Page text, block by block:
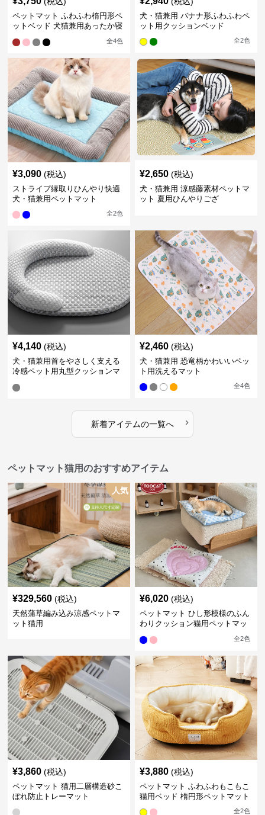
ペットマット ふわふわ楕円形ペ
ットベッド 犬猫兼用あったか寝
全4色
犬・猫兼用 バナナ形ふわふわペ
ット用クッションベッド
全2色
¥3,090 (税込)
ストライプ縁取りひんやり快適
犬・猫兼用ペットマット
全2色
¥2,650 (税込)
犬・猫兼用 涼感藤素材ペットマ
ット 夏用ひんやりござ
¥4,140 (税込)
犬・猫兼用首をやさしく支える
冷感ペット用丸型クッションマ
¥2,460 (税込)
犬・猫兼用 恐竜柄かわいいペッ
ト用洗えるマット
全4色
新着アイテムの一覧へ ›
ペットマット猫用のおすすめアイテム
人気
¥329,560 (税込)
天然蒲草編み込み涼感ペットマ
ット猫用
¥6,020 (税込)
ペットマット ひし形模様のふん
わりクッション猫用ペットマッ
全2色
¥3,860 (税込)
ペットマット 猫用二層構造砂こ
ぼれ防止トレーマット
¥3,880 (税込)
ペットマット ふわふわもこもこ
猫用ベッド 楕円形ペットマット
全2色